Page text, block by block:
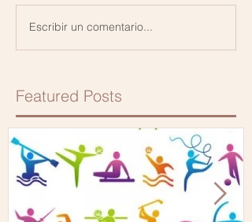
Escribir un comentario...
Featured Posts